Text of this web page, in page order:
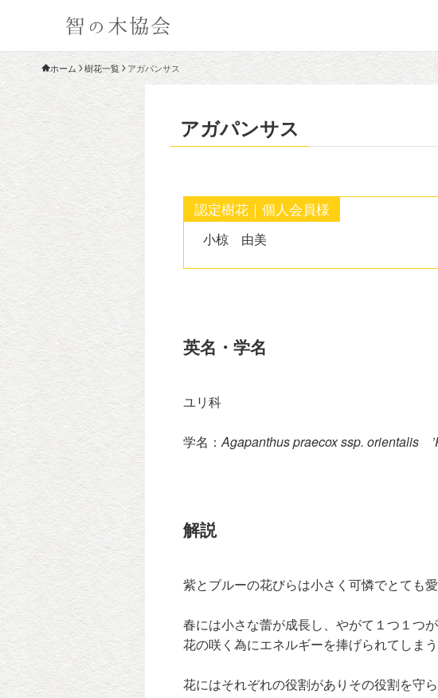
ホーム 樹花一覧 アガパンサス
アガパンサス
認定樹花｜個人会員様
小椋 由美
英名・学名
ユリ科
学名：Agapanthus praecox ssp. orientalis
解説
紫とブルーの花びらは小さく可憐でとても
春には小さな蕾が成長し、やがて１つ１つ
花の咲く為にエネルギーを捧げられてしま
花にはそれぞれの役割がありその役割を守